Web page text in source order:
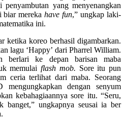
yang menyenangkan
biar merekahave fun,” ungkap laki-
ini.
ketika koreo berhasil digambarkan.
lagu ‘Happy’ dari Pharrel William.
berlari ke depan barisan maba
memulai flash mob. Sore itu pun
ceria terlihat dari maba. Seorang
dengan senyum
kebahagiaannya sore itu. “Seru,
banget,” ungkapnya seusai ia ber